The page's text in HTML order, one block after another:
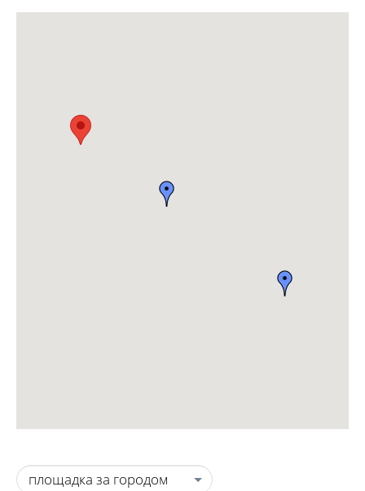
площадка за городом